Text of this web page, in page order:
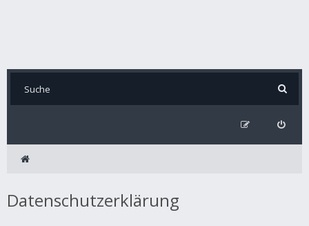
Datenschutzerklärung